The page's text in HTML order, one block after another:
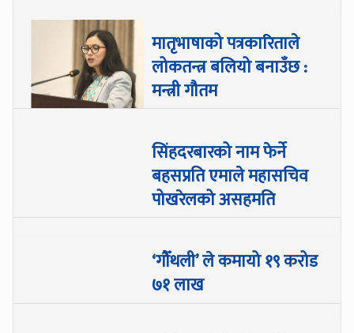
मातृभाषाको पत्रकारिताले
लोकतन्त्र बलियो बनाउँछ :
मन्त्री गौतम
सिंहदरबारको नाम फेर्ने
बहसप्रति एमाले महासचिव
पोखरेलको असहमति
‘गौँथली’ ले कमायो १९ करोड
७१ लाख